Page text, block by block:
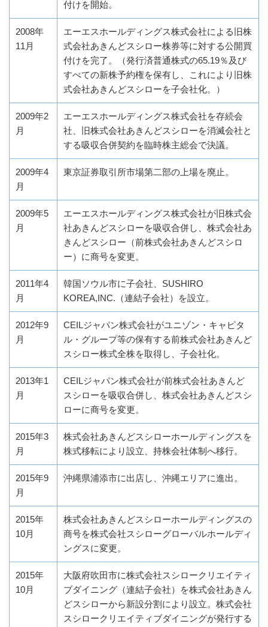
付けを開始。
2008年
11月
エーエスホールディングス株式会社による旧株
式会社あきんどスシロー株券等に対する公開買
付けを完了。（発行済普通株式の65.19％及び
すべての新株予約権を保有し、これにより旧株
式会社あきんどスシローを子会社化。）
2009年2
月
エーエスホールディングス株式会社を存続会
社、旧株式会社あきんどスシローを消滅会社と
する吸収合併契約を臨時株主総会で決議。
2009年4
月
東京証券取引所市場第二部の上場を廃止。
2009年5
月
エーエスホールディングス株式会社が旧株式会
社あきんどスシローを吸収合併し、株式会社あ
きんどスシロー（前株式会社あきんどスシロ
ー）に商号を変更。
2011年4
月
韓国ソウル市に子会社、SUSHIRO
KOREA,INC.（連結子会社）を設立。
2012年9
月
CEILジャパン株式会社がユニゾン・キャピタ
ル・グループ等の保有する前株式会社あきんど
スシロー株式全株を取得し、子会社化。
2013年1
月
CEILジャパン株式会社が前株式会社あきんど
スシローを吸収合併し、株式会社あきんどスシ
ローに商号を変更。
2015年3
月
株式会社あきんどスシローホールディングスを
株式移転により設立、持株会社体制へ移行。
2015年9
月
沖縄県浦添市に出店し、沖縄エリアに進出。
2015年
10月
株式会社あきんどスシローホールディングスの
商号を株式会社スシローグローバルホールディ
ングスに変更。
2015年
10月
大阪府吹田市に株式会社スシロークリエイティ
ブダイニング（連結子会社）を株式会社あきん
どスシローから新設分割により設立。株式会社
スシロークリエイティブダイニングが発行する